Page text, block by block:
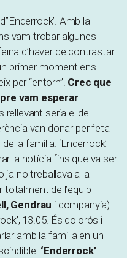
Amb la
vam trobar algunes
d’haver de contrastar
primer moment ens
per “entorn”. Crec que
vam esperar
rellevant seria el de
van donar per feta
la família. ‘Enderrock’
la notícia fins que va ser
ja no treballava a la
totalment de l’equip
Gendrau i companyia).
13.05. És dolorós i
amb la família en un
‘Enderrock’